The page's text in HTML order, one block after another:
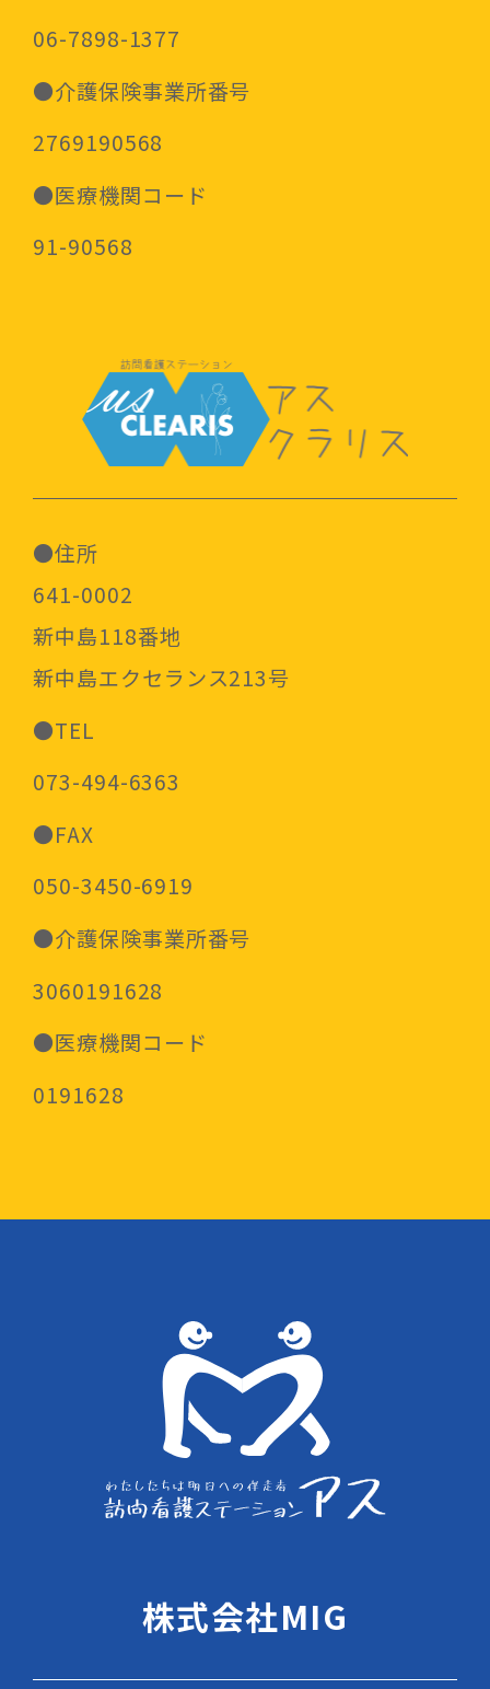
06-7898-1377
●介護保険事業所番号
2769190568
●医療機関コード
91-90568
●住所
641-0002
新中島118番地
新中島エクセランス213号
●TEL
073-494-6363
●FAX
050-3450-6919
●介護保険事業所番号
3060191628
●医療機関コード
0191628
株式会社MIG